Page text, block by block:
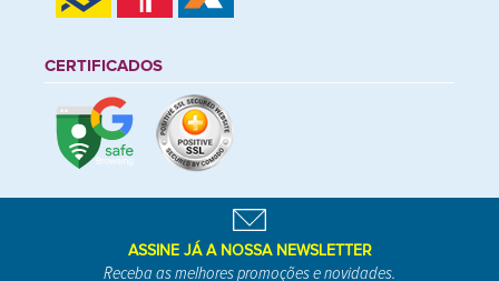
CERTIFICADOS
ASSINE JÁ A NOSSA NEWSLETTER
Receba as melhores promoções e novidades.